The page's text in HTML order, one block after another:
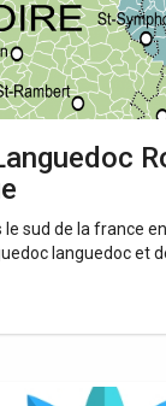
le sud de la france
languedoc et